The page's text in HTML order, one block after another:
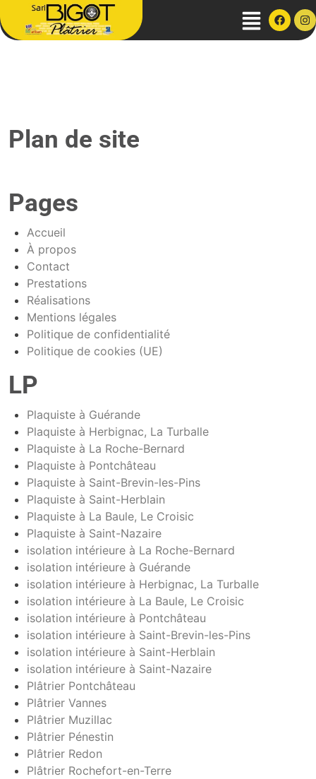
Plan de site
Pages
Accueil
À propos
Contact
Prestations
Réalisations
Mentions légales
Politique de confidentialité
Politique de cookies (UE)
LP
Plaquiste à Guérande
Plaquiste à Herbignac, La Turballe
Plaquiste à La Roche-Bernard
Plaquiste à Pontchâteau
Plaquiste à Saint-Brevin-les-Pins
Plaquiste à Saint-Herblain
Plaquiste à La Baule, Le Croisic
Plaquiste à Saint-Nazaire
isolation intérieure à La Roche-Bernard
isolation intérieure à Guérande
isolation intérieure à Herbignac, La Turballe
isolation intérieure à La Baule, Le Croisic
isolation intérieure à Pontchâteau
isolation intérieure à Saint-Brevin-les-Pins
isolation intérieure à Saint-Herblain
isolation intérieure à Saint-Nazaire
Plâtrier Pontchâteau
Plâtrier Vannes
Plâtrier Muzillac
Plâtrier Pénestin
Plâtrier Redon
Plâtrier Rochefort-en-Terre